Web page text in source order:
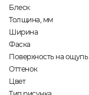
Блеск
Толщина, мм
Ширина
Фаска
Поверхность на ощупь
Оттенок
Цвет